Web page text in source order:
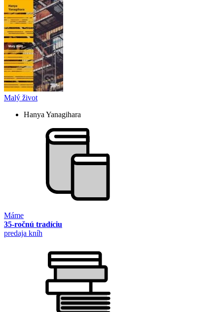
Malý život
Hanya Yanagihara
Máme
35-ročnú tradíciu
predaja kníh